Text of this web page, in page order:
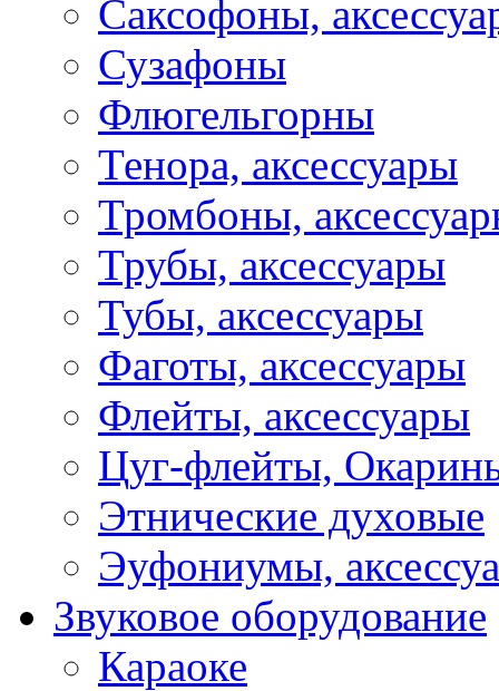
Саксофоны,
Сузафоны
Флюгельгорны
Тенора, аксессуары
Тромбоны,
Трубы, аксессуары
Тубы, аксессуары
Фаготы, аксессуары
Флейты, аксессуары
Цуг-флейты,
Этнические духовые
Эуфониумы,
Звуковое оборудование
Караоке